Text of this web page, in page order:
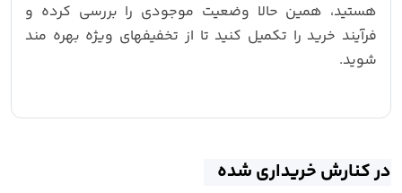
هستید، همین حالا وضعیت موجودی را بررسی کرده و
فرآیند خرید را تکمیل کنید تا از تخفیفهای ویژه بهره‌ مند
شوید.
در کنارش خریداری شده